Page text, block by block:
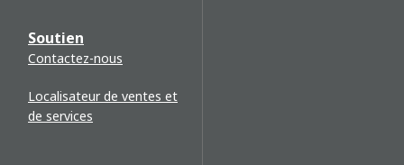
Soutien
Contactez-nous
Localisateur de ventes et
de services